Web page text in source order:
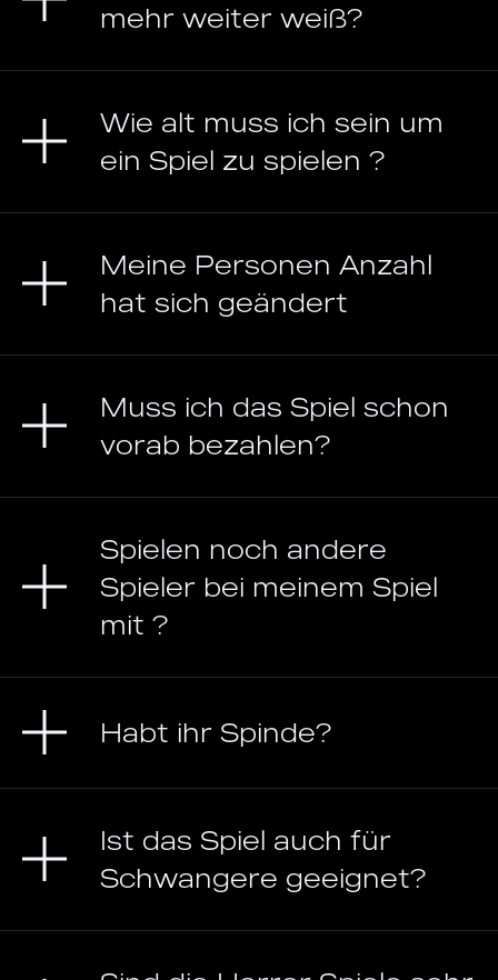
mehr weiter weiß?
Wie alt muss ich sein um
ein Spiel zu spielen ?
Meine Personen Anzahl
hat sich geändert
Muss ich das Spiel schon
vorab bezahlen?
Spielen noch andere
Spieler bei meinem Spiel
mit ?
Habt ihr Spinde?
Ist das Spiel auch für
Schwangere geeignet?